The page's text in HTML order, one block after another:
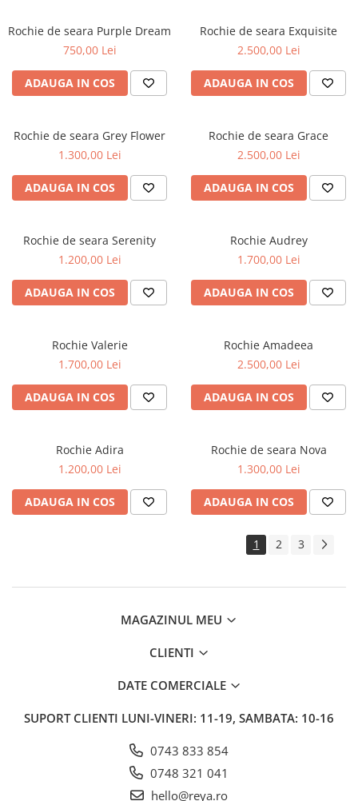
Rochie de seara Purple Dream
750,00 Lei
ADAUGA IN COS
Rochie de seara Exquisite
2.500,00 Lei
ADAUGA IN COS
Rochie de seara Grey Flower
1.300,00 Lei
ADAUGA IN COS
Rochie de seara Grace
2.500,00 Lei
ADAUGA IN COS
Rochie de seara Serenity
1.200,00 Lei
ADAUGA IN COS
Rochie Audrey
1.700,00 Lei
ADAUGA IN COS
Rochie Valerie
1.700,00 Lei
ADAUGA IN COS
Rochie Amadeea
2.500,00 Lei
ADAUGA IN COS
Rochie Adira
1.200,00 Lei
ADAUGA IN COS
Rochie de seara Nova
1.300,00 Lei
ADAUGA IN COS
1 2 3
MAGAZINUL MEU
CLIENTI
DATE COMERCIALE
SUPORT CLIENTI LUNI-VINERI: 11-19, SAMBATA: 10-16
0743 833 854
0748 321 041
hello@reya.ro